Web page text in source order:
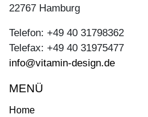
22767 Hamburg
Telefon: +49 40 31798362
Telefax: +49 40 31975477
info@vitamin-design.de
MENÜ
Home